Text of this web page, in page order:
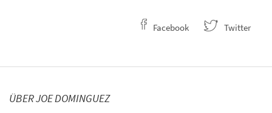
Facebook Twitter
ÜBER JOE DOMINGUEZ